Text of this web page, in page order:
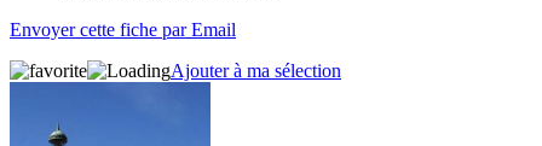
Envoyer cette fiche par Email
Ajouter à ma sélection